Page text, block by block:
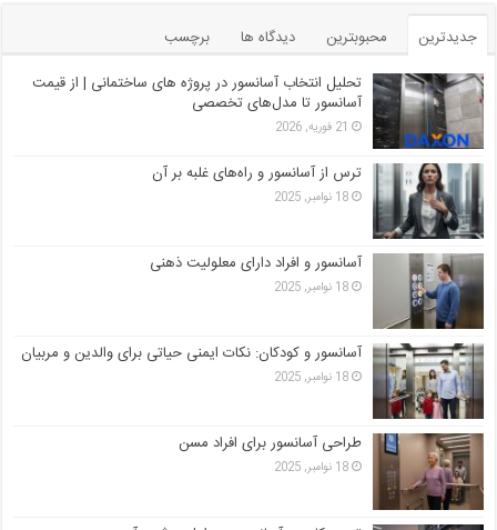
جدیدترین محبوبترین دیدگاه ها
برچسب
تحلیل انتخاب آسانسور در پروژه‌ های ساختمانی | از قیمت
آسانسور تا مدل‌های تخصصی
21 فوریه, 2026
ترس از آسانسور و راه‌های غلبه بر آن
18 نوامبر, 2025
آسانسور و افراد دارای معلولیت ذهنی
18 نوامبر, 2025
آسانسور و کودکان: نکات ایمنی حیاتی برای والدین و مربیان
18 نوامبر, 2025
طراحی آسانسور برای افراد مسن
18 نوامبر, 2025